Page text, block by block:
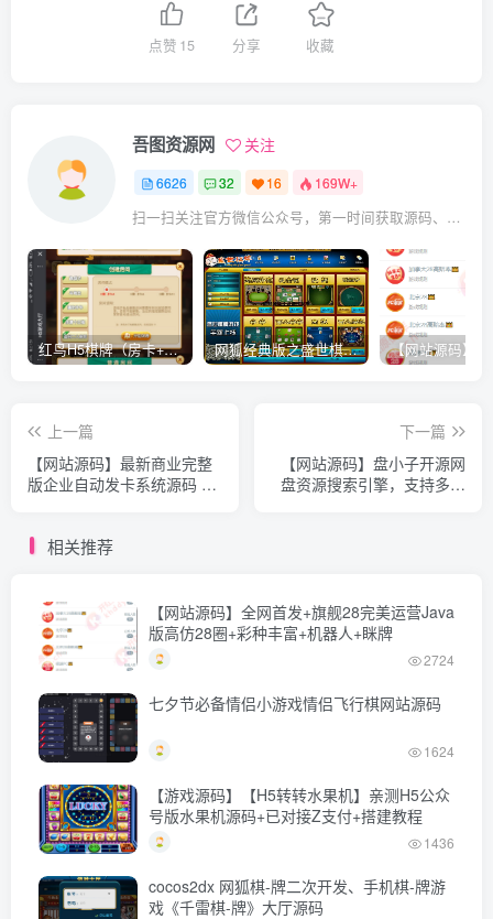
点赞 15 分享 收藏
吾图资源网 关注
6626 32 16 169W+
扫一扫关注官方微信公众号，第一时间获取源码、网赚项目资源教程，自媒体等知识干货，让互联网创业赚钱更简单。
红鸟H5棋牌（房卡+金币）全套双模式游戏源码 网狐经典版之盛世棋牌完整游戏源码（包含文档、架设教程、网站、源代码等）
上一篇
【网站源码】最新商业完整
版企业自动发卡系统源码 代
下一篇
【网站源码】盘小子开源网
盘资源搜索引擎，支持多网
相关推荐
【网站源码】全网首发+旗舰28完美运营Java
版高仿28圈+彩种丰富+机器人+眯牌
2724
七夕节必备情侣小游戏情侣飞行棋网站源码
1624
【游戏源码】【H5转转水果机】亲测H5公众
号版水果机源码+已对接Z支付+搭建教程
1436
cocos2dx 网狐棋-牌二次开发、手机棋-牌游
戏《千雷棋-牌》大厅源码